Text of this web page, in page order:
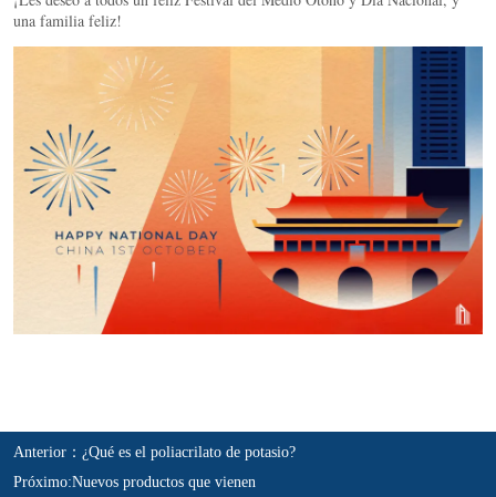
Anterior：¿Qué es el poliacrilato de potasio?
Próximo:Nuevos productos que vienen